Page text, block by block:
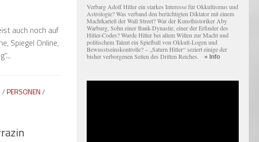
auch noch auf
Spiegel Online,
/PERSONEN/
Verbarg Adolf Hitler ein starkes Interesse für Okkultismus und
Astrologie? Was verband den berüchtigten Diktator mit einem
Macht­kartell der Wall Street? War der Kunsthistoriker Aby
Warburg, Sohn einer Bank-Dynastie, einer der Erfinder des
Hitler-Codes? Wurde Hitler bei allem Willen zur Macht und
politischem Talent ein Spielball von Okkult-Logen und
Bewusstseinskontrolle? – „Saturn Hitler“ seziert einige der
bisher verborgenen Seiten des Dritten Reiches. » Info